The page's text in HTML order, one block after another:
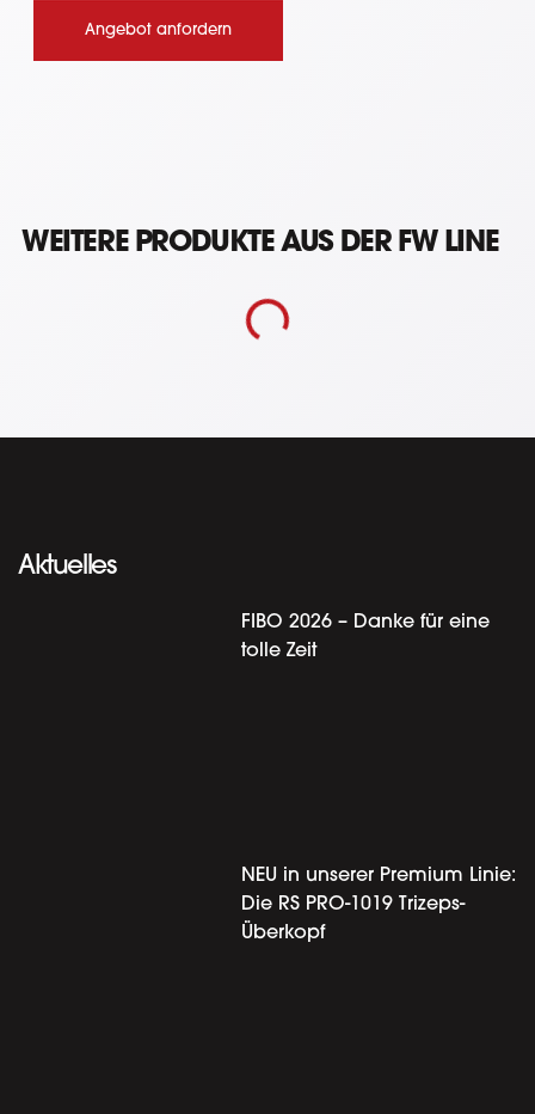
Angebot anfordern
WEITERE PRODUKTE AUS DER FW LINE
Aktuelles
FIBO 2026 – Danke für eine
tolle Zeit
NEU in unserer Premium Linie:
Die RS PRO-1019 Trizeps-
Überkopf